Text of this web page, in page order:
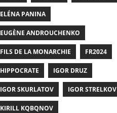
ELÉNA PANINA
EUGÈNE ANDROUCHENKO
FILS DE LA MONARCHIE FR2024
HIPPOCRATE IGOR DRUZ
IGOR SKURLATOV IGOR STRELKOV
KIRILL KQBQNOV